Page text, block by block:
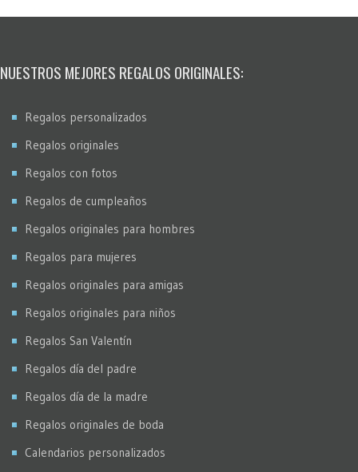
Puntos
Stencil
NUESTROS MEJORES REGALOS ORIGINALES:
Regalos personalizados
Regalos originales
Regalos con fotos
Regalos de cumpleaños
Regalos originales para hombres
Regalos para mujeres
Regalos originales para amigas
Regalos originales para niños
Regalos San Valentín
Regalos día del padre
Regalos día de la madre
Regalos originales de boda
Calendarios personalizados